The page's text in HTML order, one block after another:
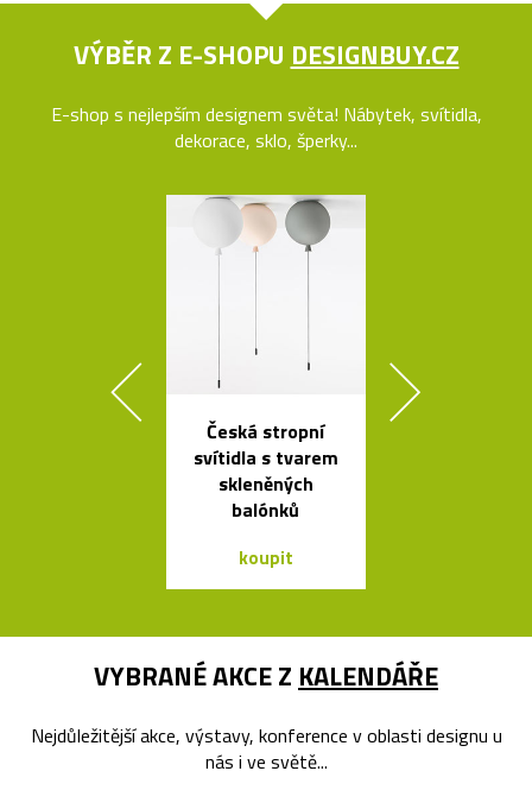
VÝBĚR Z E-SHOPU DESIGNBUY.CZ
E-shop s nejlepším designem světa! Nábytek, svítidla,
dekorace, sklo, šperky...
Česká stropní
svítidla s tvarem
skleněných
balónků
koupit
VYBRANÉ AKCE Z KALENDÁŘE
Nejdůležitější akce, výstavy, konference v oblasti designu u
nás i ve světě...